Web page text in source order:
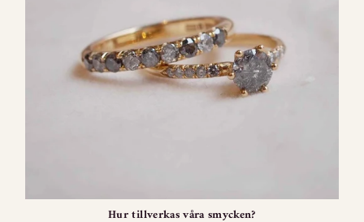
Hur tillverkas våra smycken?